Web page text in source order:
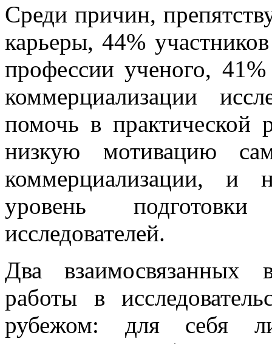
Среди причин,
карьеры, 44%
профессии ученого,
коммерциализации
помочь в практической
низкую мотивацию
коммерциализации, и
уровень
исследователей.
Два взаимосвязанных
работы в
рубежом: для себя